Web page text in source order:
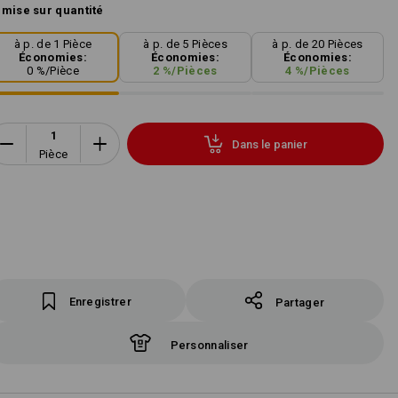
sur quantité
à p. de 1 Pièce
Économies:
0 %/Pièce
à p. de 5 Pièces
Économies:
2 %/Pièces
à p. de 20 Pièces
Économies:
4 %/Pièces
Pièce
Dans le panier
Enregistrer Partager
Personnaliser